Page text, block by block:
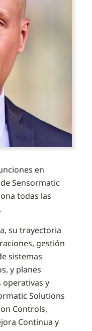
en
Sensormatic
todas las
su trayectoria
gestión
sistemas
y planes
operativas y
Solutions
Controls,
Continua y